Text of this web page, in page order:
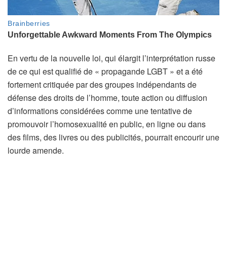
En vertu de la nouvelle loi, qui élargit l’interprétation russe
de ce qui est qualifié de « propagande LGBT » et a été
fortement critiquée par des groupes indépendants de
défense des droits de l’homme, toute action ou diffusion
d’informations considérées comme une tentative de
promouvoir l’homosexualité en public, en ligne ou dans
des films, des livres ou des publicités, pourrait encourir une
lourde amende.